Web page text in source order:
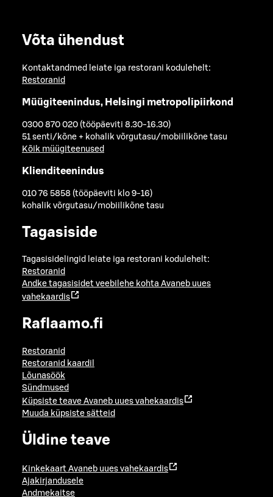
Võta ühendust
Kontaktandmed leiate iga restorani kodulehelt:
Restoranid
Müügiteenindus, Helsingi metropolipiirkond
0300 870 020 (tööpäeviti 8.30-16.30)
51 senti/kõne + kohalik võrgutasu/mobiilikõne tasu
Kõik müügiteenused
Klienditeenindus
010 76 5858 (tööpäeviti klo 9-16)
kohalik võrgutasu/mobiilikõne tasu
Tagasiside
Tagasisidelingid leiate iga restorani kodulehelt:
Restoranid
Andke tagasisidet veebilehe kohta Avaneb uues
vahekaardis
Raflaamo.fi
Restoranid
Restoranid kaardil
Lõunasöök
Sündmused
Küpsiste teave Avaneb uues vahekaardis
Muuda küpsiste sätteid
Üldine teave
Kinkekaart Avaneb uues vahekaardis
Ajakirjandusele
Andmekaitse